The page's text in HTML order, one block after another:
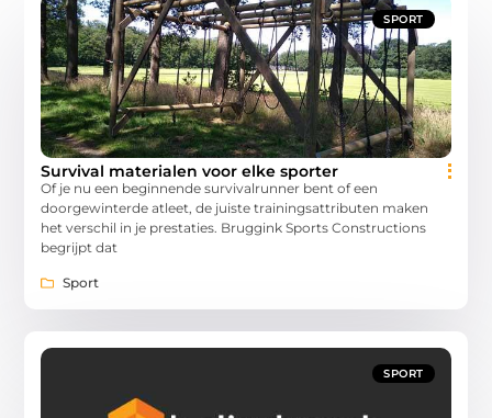
SPORT
Survival materialen voor elke sporter
Of je nu een beginnende survivalrunner bent of een
doorgewinterde atleet, de juiste trainingsattributen maken
het verschil in je prestaties. Bruggink Sports Constructions
begrijpt dat
Sport
SPORT